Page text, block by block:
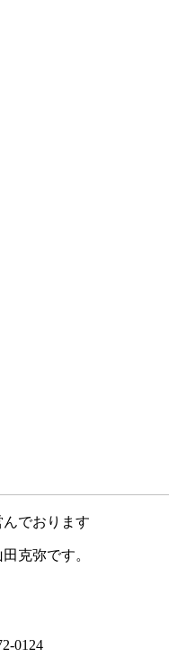
でおります
克弥です。
0124